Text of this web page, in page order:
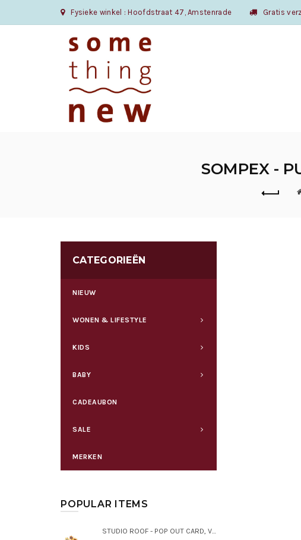
Fysieke winkel : Hoofdstraat 47, Amstenrade Gratis
SOMPEX -
CATEGORIEËN
NIEUW
WONEN & LIFESTYLE
KIDS
BABY
CADEAUBON
SALE
MERKEN
POPULAR ITEMS
STUDIO ROOF - POP OUT CARD, VAN GOGH FLOWERS